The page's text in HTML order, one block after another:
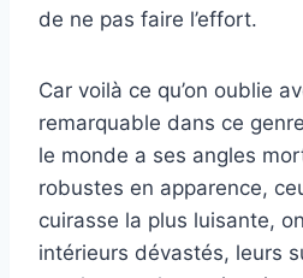
de ne pas faire l’effort.
Car voilà ce qu’on oublie
remarquable dans ce
le monde a ses angles
robustes en apparence,
cuirasse la plus luisante,
intérieurs dévastés, leurs